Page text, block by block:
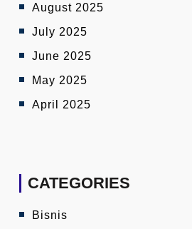
August 2025
July 2025
June 2025
May 2025
April 2025
CATEGORIES
Bisnis